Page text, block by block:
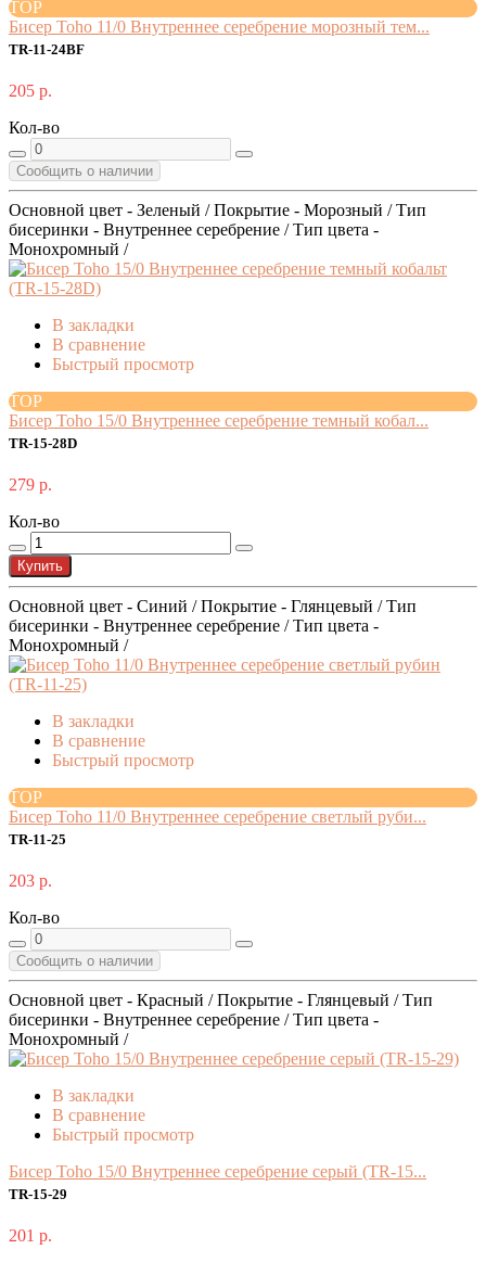
TOP
Бисер Toho 11/0 Внутреннее серебрение морозный тем...
TR-11-24BF
205 р.
Кол-во
Сообщить о наличии
Основной цвет - Зеленый / Покрытие - Морозный / Тип
бисеринки - Внутреннее серебрение / Тип цвета -
Монохромный /
В закладки
В сравнение
Быстрый просмотр
TOP
Бисер Toho 15/0 Внутреннее серебрение темный кобал...
TR-15-28D
279 р.
Кол-во
Купить
Основной цвет - Синий / Покрытие - Глянцевый / Тип
бисеринки - Внутреннее серебрение / Тип цвета -
Монохромный /
В закладки
В сравнение
Быстрый просмотр
TOP
Бисер Toho 11/0 Внутреннее серебрение светлый руби...
TR-11-25
203 р.
Кол-во
Сообщить о наличии
Основной цвет - Красный / Покрытие - Глянцевый / Тип
бисеринки - Внутреннее серебрение / Тип цвета -
Монохромный /
В закладки
В сравнение
Быстрый просмотр
Бисер Toho 15/0 Внутреннее серебрение серый (TR-15...
TR-15-29
201 р.